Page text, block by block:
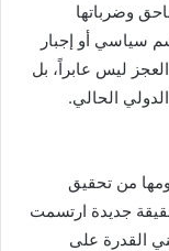
وضرباتها
سياسي أو إجبار
ليس عابراً، بل
الحالي.
من تحقيق
جديدة ارتسمت
القدرة على